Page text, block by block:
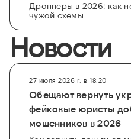
Дропперы в 2026: как
чужой схемы
Новости
27 июля 2026 г. в 18:20
Обещают вернуть
фейковые юристы
мошенников в 2026